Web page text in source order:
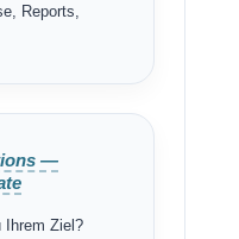
Reports,
—
Ihrem Ziel?